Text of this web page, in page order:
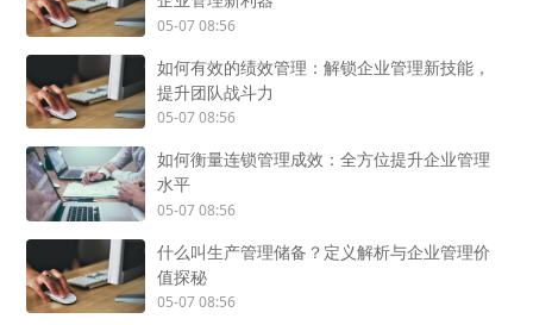
05-07 08:56
如何有效的绩效管理：解锁企业管理新技能，
提升团队战斗力
05-07 08:56
如何衡量连锁管理成效：全方位提升企业管理
水平
05-07 08:56
什么叫生产管理储备？定义解析与企业管理价
值探秘
05-07 08:56